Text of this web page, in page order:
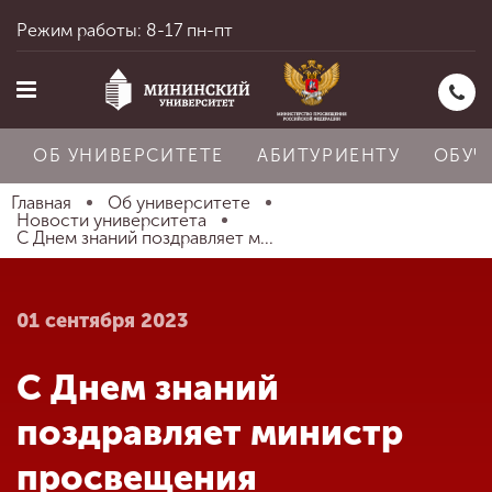
Главная
Абитуриенту
Режим работы: 8-17 пн-пт
ОБ УНИВЕРСИТЕТЕ АБИТУРИЕНТУ
Главная
Об университете
Новости университета
С Днем знаний поздравляет м...
01 сентября 2023
С Днем знаний
поздравляет министр
просвещения